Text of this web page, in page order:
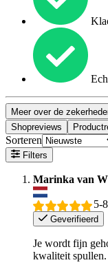
Meer over de
Shopreviews
Sorteren
Filters
Marinka van
5-
Geverifieerd
Je wordt fijn
kwaliteit spullen.